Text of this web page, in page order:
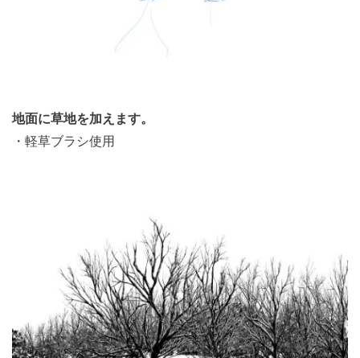
地面に草地を加えます。
・軽草ブラシ使用